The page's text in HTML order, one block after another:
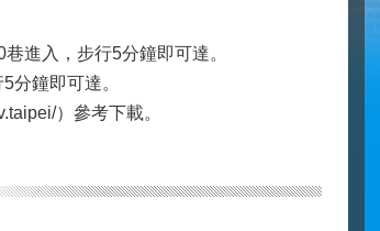
進入，步行5分鐘即可達。
分鐘即可達。
）參考下載。